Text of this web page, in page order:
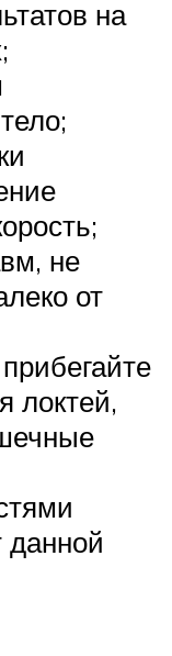
на
не
от
локтей,
данной